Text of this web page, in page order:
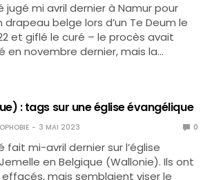
jugé mi avril dernier à Namur pour
drapeau belge lors d’un Te Deum le
et giflé le curé – le procès avait
novembre dernier, mais la…
: tags sur une église évangélique
3 MAI 2023 0
mi-avril dernier sur l’église
en Belgique (Wallonie). Ils ont
mais semblaient viser le